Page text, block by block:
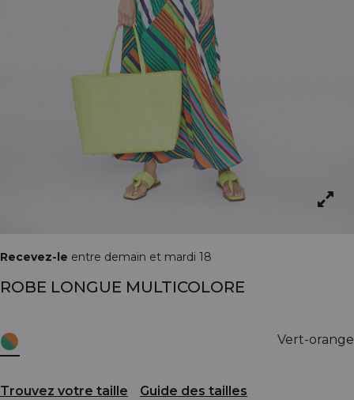
Recevez-le entre demain et mardi 18
ROBE LONGUE MULTICOLORE
Vert-orange
Trouvez votre taille Guide des tailles